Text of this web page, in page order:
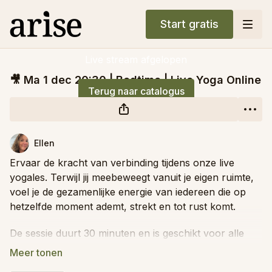
Start gratis
Terug naar catalogus
🎥 Ma 1 dec 20:30 | Bedtime | Live Yoga Online
Ellen
Ervaar de kracht van verbinding tijdens onze live
yogales. Terwijl jij meebeweegt vanuit je eigen ruimte,
voel je de gezamenlijke energie van iedereen die op
hetzelfde moment ademt, strekt en tot rust komt.
De sessie duurt 30 minuten en is geschikt voor alle
niveaus — van beginnende yogi tot ervaren